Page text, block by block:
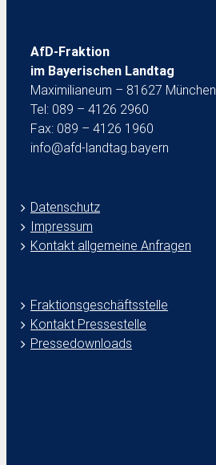
AfD-Fraktion
im Bayerischen Landtag
Maximilianeum – 81627 München
Tel: 089 – 4126 2960
Fax: 089 – 4126 1960
info@afd-landtag.bayern
Datenschutz
Impressum
Kontakt allgemeine Anfragen
Fraktionsgeschäftsstelle
Kontakt Pressestelle
Pressedownloads